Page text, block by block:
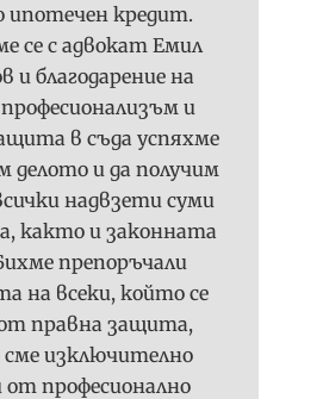
ипотечен кредит.
се с адвокат Емил
и благодарение на
и
в съда успяхме
делото и да получим
надвзети суми
както и законната
препоръчали
на всеки, който се
правна защита,
изключително
от професионално